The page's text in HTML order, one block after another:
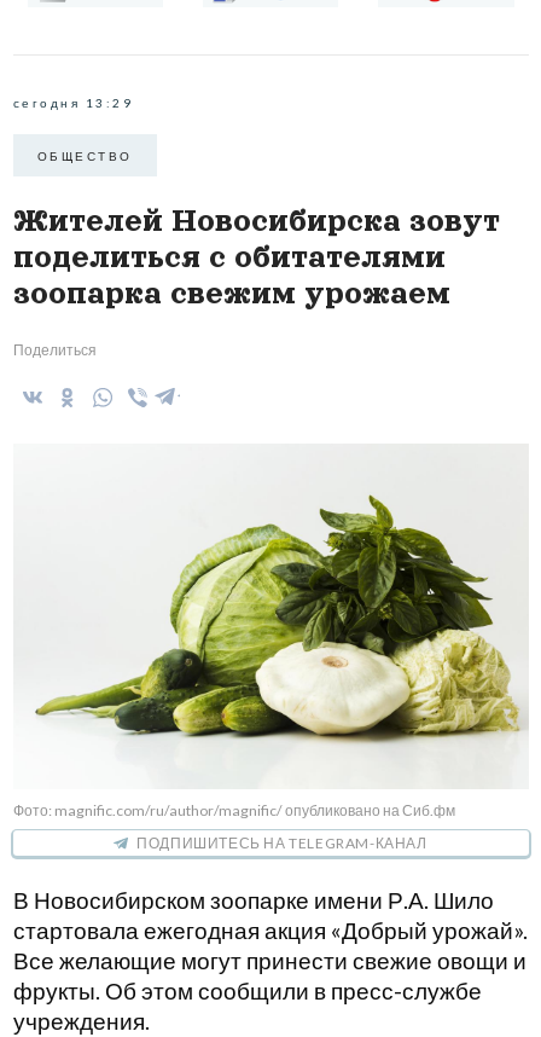
сегодня 13:29
ОБЩЕСТВО
Жителей Новосибирска зовут
поделиться с обитателями
зоопарка свежим урожаем
Поделиться
Фото: magnific.com/ru/author/magnific/ опубликовано на Сиб.фм
ПОДПИШИТЕСЬ НА TELEGRAM-КАНАЛ
В Новосибирском зоопарке имени Р.А. Шило
стартовала ежегодная акция «Добрый урожай».
Все желающие могут принести свежие овощи и
фрукты. Об этом сообщили в пресс-службе
учреждения.